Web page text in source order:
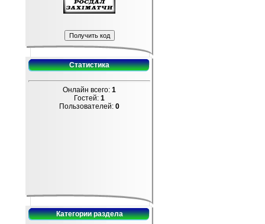
Статистика
Онлайн всего: 1
Гостей: 1
Пользователей: 0
Категории раздела